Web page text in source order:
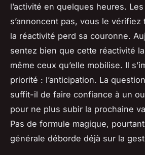
l’activité en quelques heures.
s’annoncent pas, vous le
la réactivité perd sa couronne.
sentez bien que cette réactivité
même ceux qu’elle mobilise. Il
priorité : l’anticipation. La
suffit-il de faire confiance à un
pour ne plus subir la prochaine
Pas de formule magique,
générale déborde déjà sur la